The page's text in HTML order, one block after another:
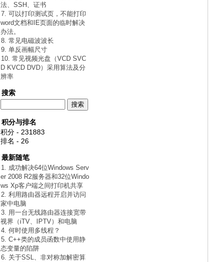
法、SSH、证书
7. 可以打印测试页，不能打印
word文档和IE页面的临时解决
办法。
8. 常见电磁波波长
9. 单反画幅尺寸
10. 常见视频光盘（VCD SVC
D KVCD DVD）采用算法及分
辨率
搜索
积分与排名
积分 - 231883
排名 - 26
最新随笔
1. 成功解决64位Windows Serv
er 2008 R2服务器和32位Windo
ws Xp客户端之间打印机共享
2. 利用路由器远程开启并访问
家中电脑
3. 用一台无线路由器连接宽带
视界（iTV、IPTV）和电脑
4. 何时使用多线程？
5. C++类的成员函数中使用静
态变量的陷阱
6. 关于SSL、非对称加解密算